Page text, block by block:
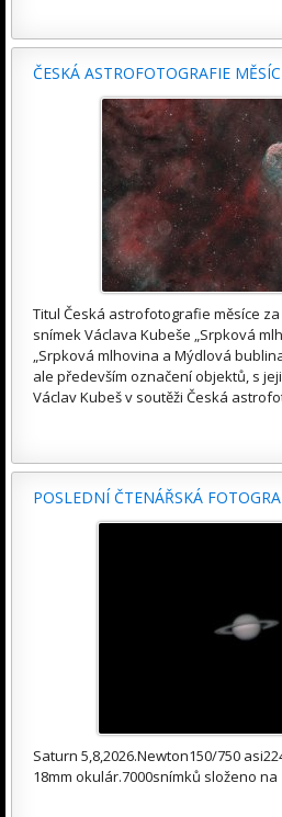
ČESKÁ ASTROFOTOGRAFIE
Titul Česká astrofotografie měsíce
snímek Václava Kubeše „Srpková
„Srpková mlhovina a Mýdlová
ale především označení objektů, s
Václav Kubeš v soutěži Česká
POSLEDNÍ ČTENÁŘSKÁ
Saturn 5,8,2026.Newton150/750
18mm okulár.7000snímků složeno na